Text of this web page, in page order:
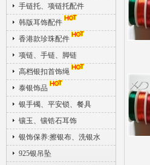
手链托、项链托配件
韩版耳饰配件
香港款珍珠配件
项链、手链、脚链
高档银扣首饰绳
泰银饰品
银手镯、平安锁、餐具
镶玉、镶锆石耳饰
银饰保养:擦银布、洗银水
925银吊坠